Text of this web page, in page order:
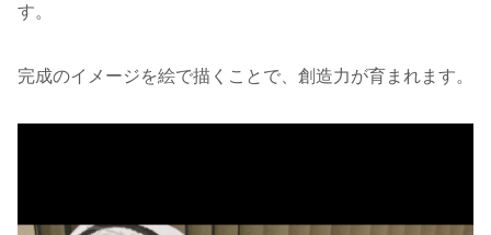
す。
完成のイメージを絵で描くことで、創造力が育まれます。